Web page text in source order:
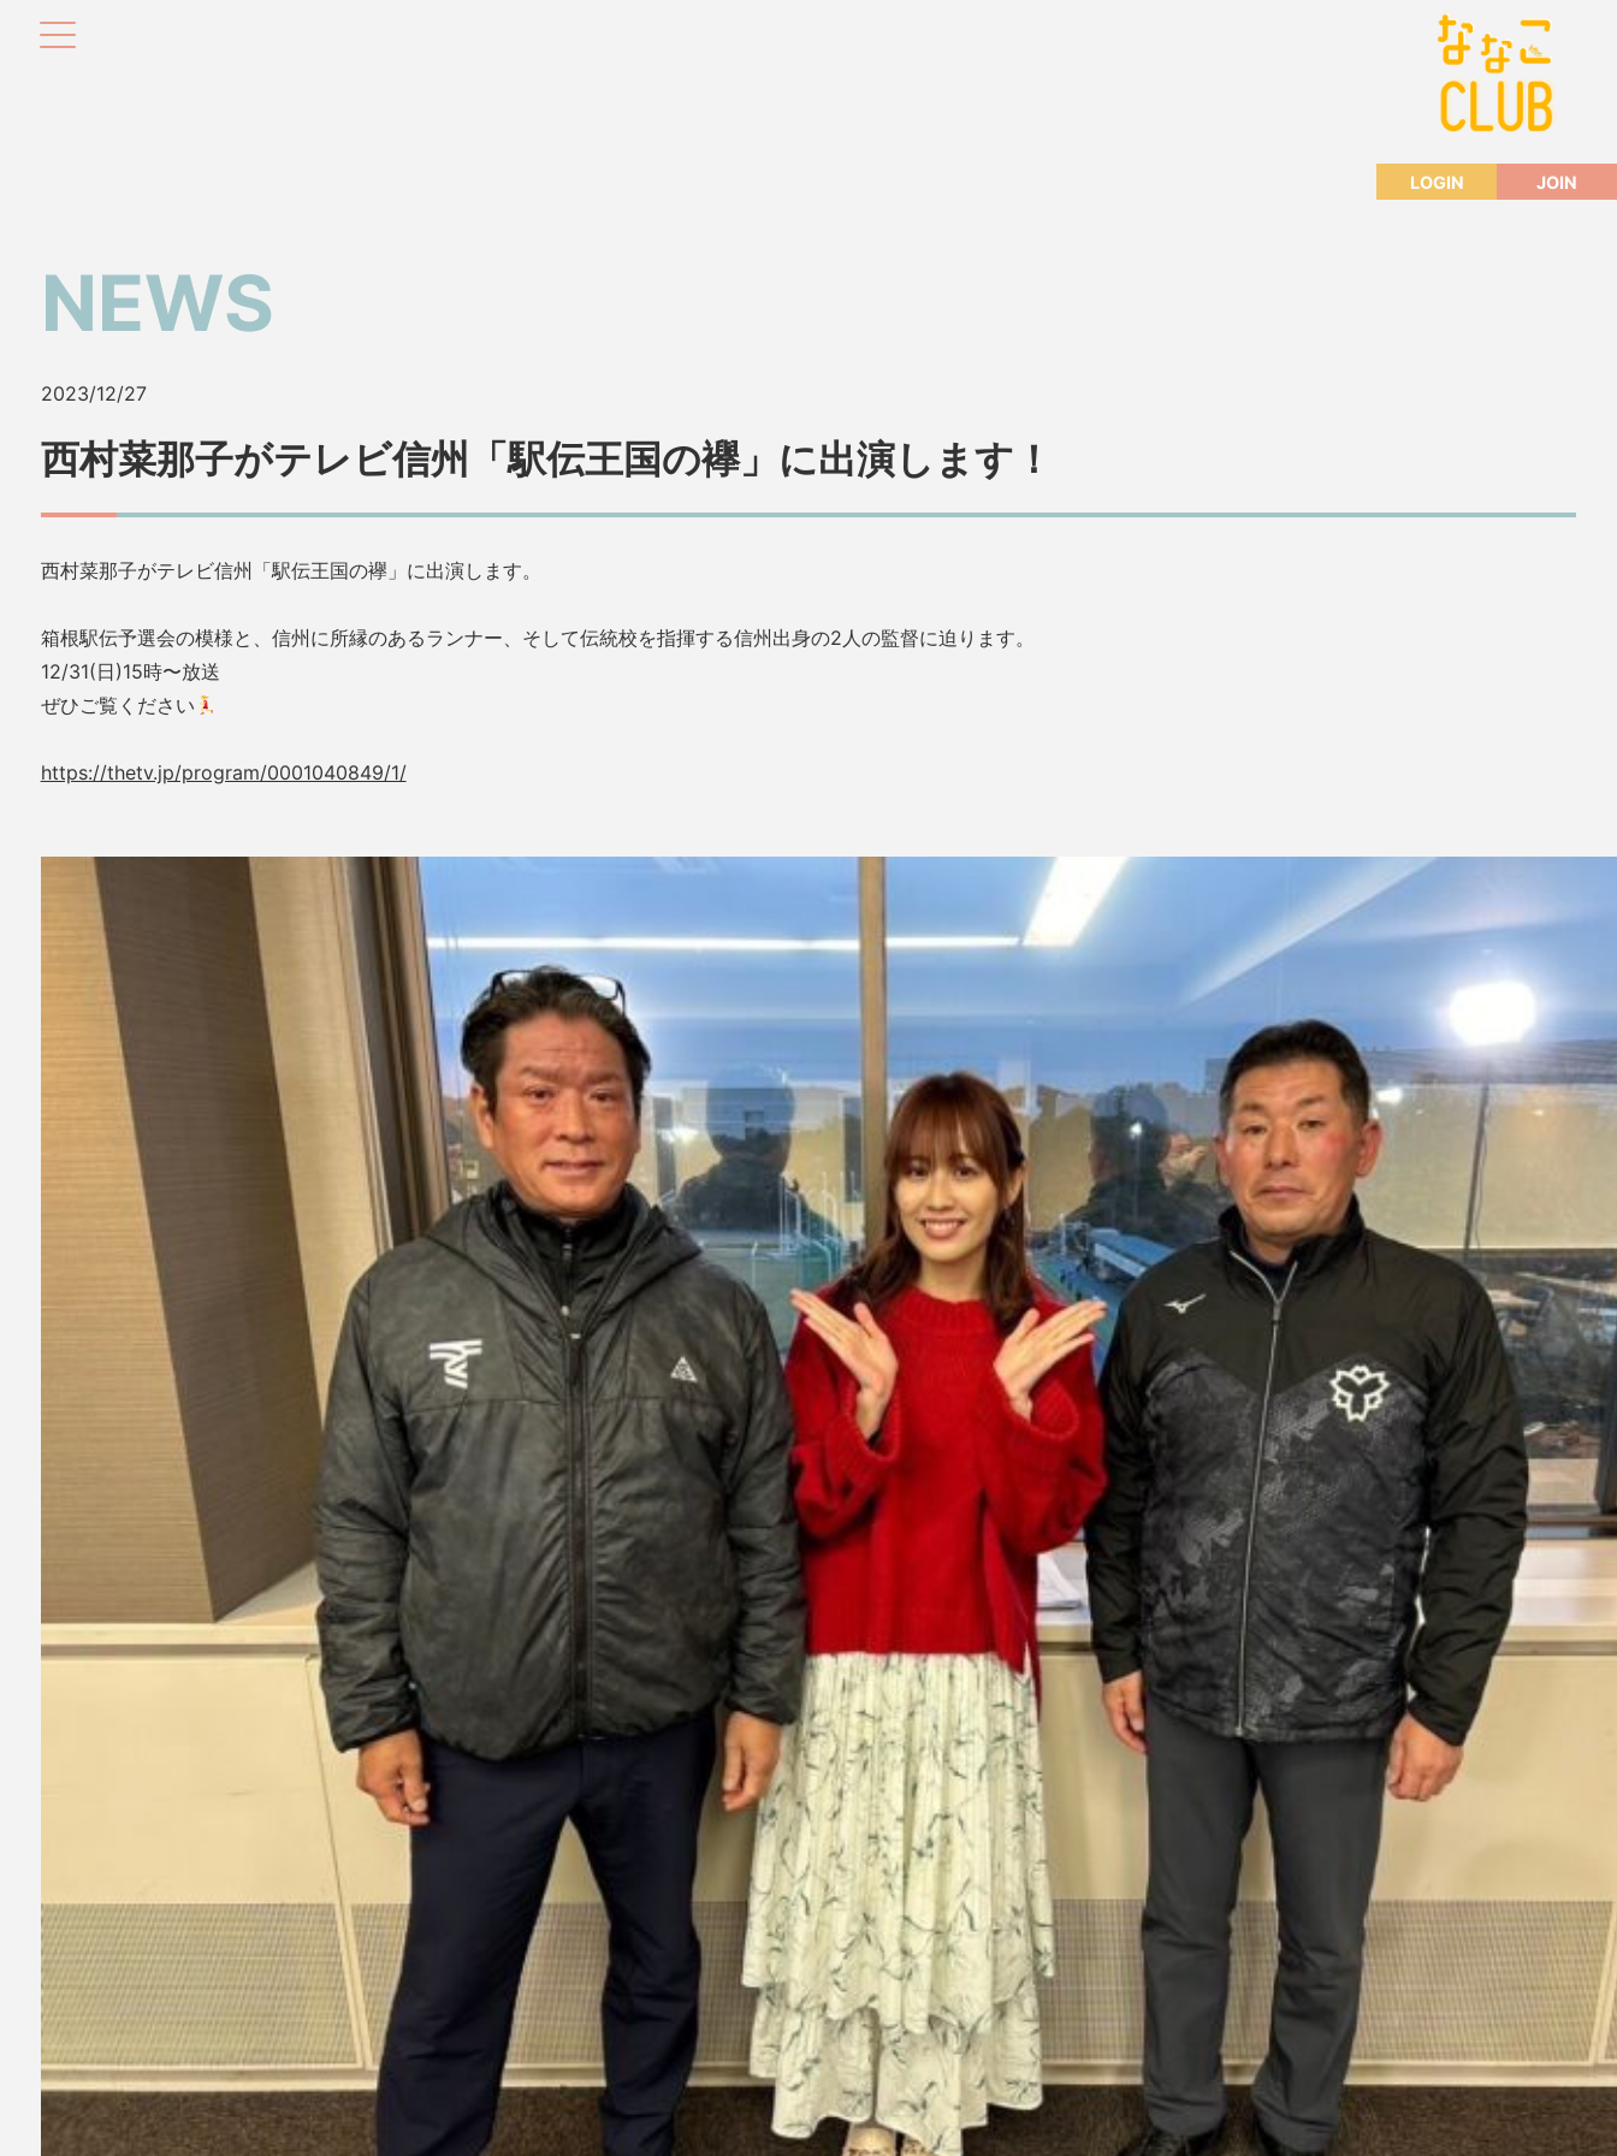
LOGIN JOIN
NEWS
2023/12/27
西村菜那子がテレビ信州「駅伝王国の襷」に出演します！
西村菜那子がテレビ信州「駅伝王国の襷」に出演します。
箱根駅伝予選会の模様と、信州に所縁のあるランナー、そして伝統校を指揮する信州出身の2人の監督に迫ります。
12/31(日)15時〜放送
ぜひご覧ください
https://thetv.jp/program/0001040849/1/